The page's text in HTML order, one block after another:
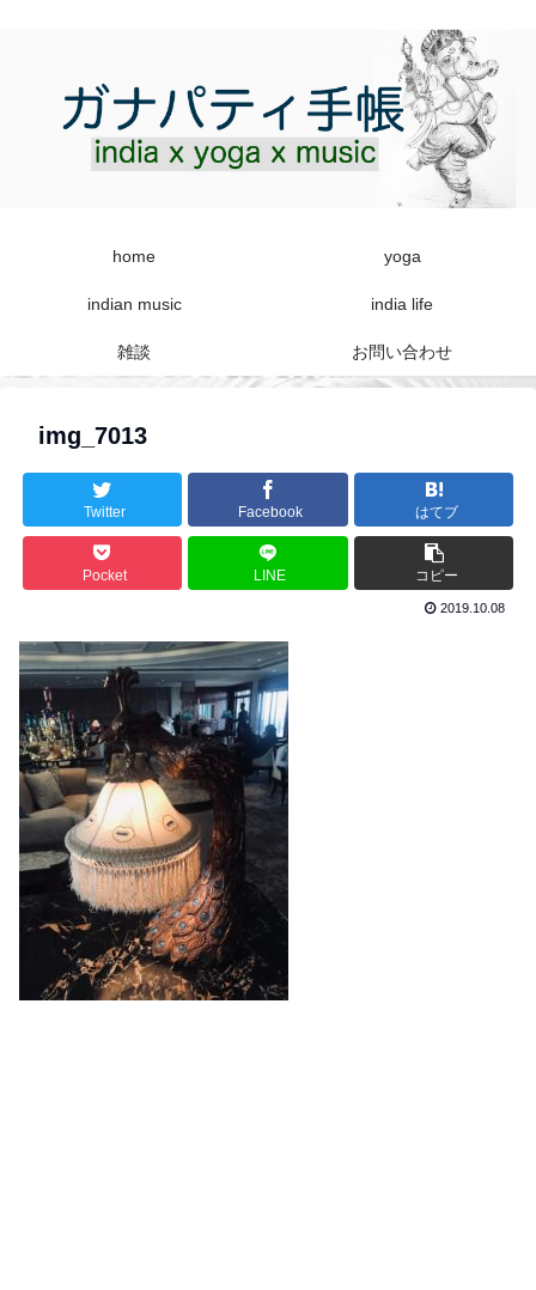
home yoga
indian music india life
雑談 お問い合わせ
img_7013
Twitter Facebook はてブ
Pocket LINE コピー
2019.10.08